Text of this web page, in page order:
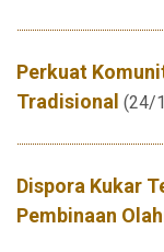
Perkuat
Tradisional (24/
Dispora Kukar
Pembinaan